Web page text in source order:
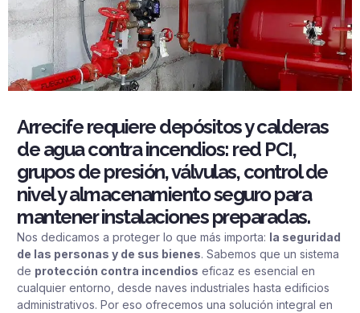
Arrecife requiere depósitos y calderas
de agua contra incendios: red PCI,
grupos de presión, válvulas, control de
nivel y almacenamiento seguro para
mantener instalaciones preparadas.
Nos dedicamos a proteger lo que más importa: la seguridad
de las personas y de sus bienes. Sabemos que un sistema
de protección contra incendios eficaz es esencial en
cualquier entorno, desde naves industriales hasta edificios
administrativos. Por eso ofrecemos una solución integral en